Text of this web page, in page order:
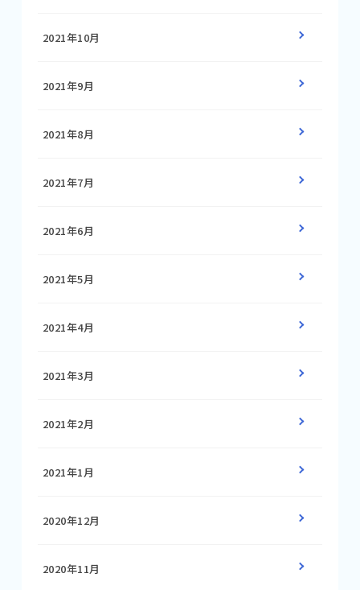
2021年10月
2021年9月
2021年8月
2021年7月
2021年6月
2021年5月
2021年4月
2021年3月
2021年2月
2021年1月
2020年12月
2020年11月